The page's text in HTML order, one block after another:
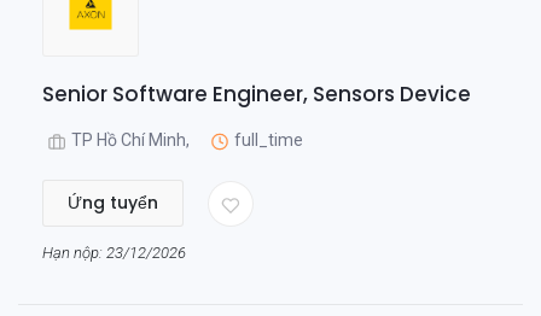
Senior Software Engineer, Sensors Device
TP Hồ Chí Minh, full_time
Ứng tuyển
Hạn nộp: 23/12/2026